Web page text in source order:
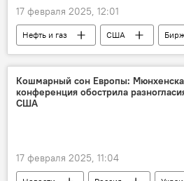
17 февраля 2025, 12:01
Нефть и газ США
сорта Brent
WTI
Кошмарный сон Европы:
конференция обострила
США
17 февраля 2025, 11:04